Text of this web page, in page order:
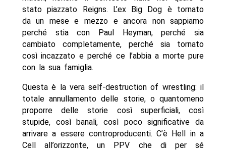
stato piazzato Reigns. L’ex Big Dog è tornato
da un mese e mezzo e ancora non sappiamo
perché stia con Paul Heyman, perché sia
cambiato completamente, perché sia tornato
così incazzato e perché ce l’abbia a morte pure
con la sua famiglia.
Questa è la vera self-destruction of wrestling: il
totale annullamento delle storie, o quantomeno
proporre delle storie così superficiali, così
stupide, così banali, così poco significative da
arrivare a essere controproducenti. C’è Hell in a
Cell all’orizzonte, un PPV che di per sé